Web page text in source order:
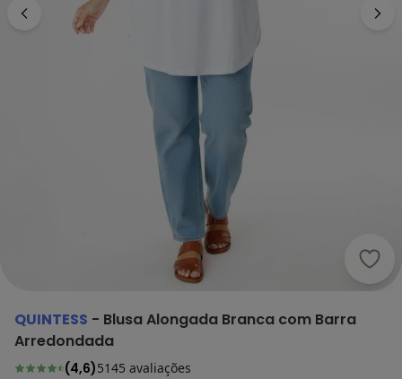
QUINTESS - Blusa Alongada Branca com Barra
Arredondada
(4,6)5145 avaliações